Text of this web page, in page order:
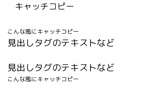
キャッチコピー
こんな風にキャッチコピー
見出しタグのテキストなど
見出しタグのテキストなど
こんな風にキャッチコピー